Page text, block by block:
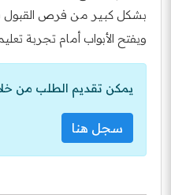
بشكل كبير من فرص القبول
ويفتح الأبواب أمام تجربة
يمكن تقديم الطلب من
سجل هنا